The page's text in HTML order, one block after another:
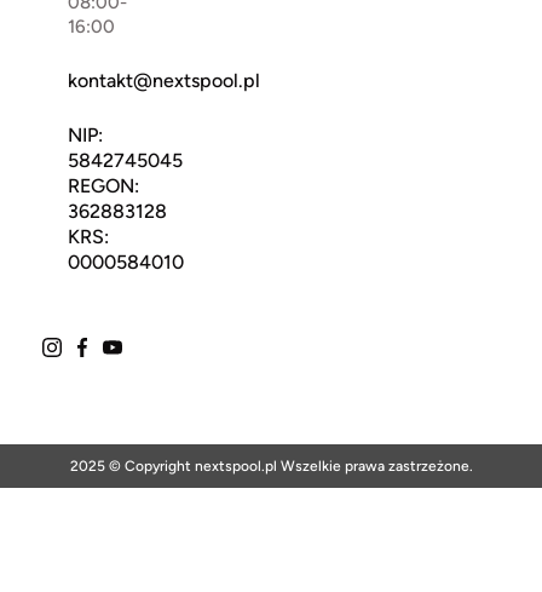
16:00
kontakt@nextspool.pl
NIP:
5842745045
REGON:
362883128
KRS:
0000584010